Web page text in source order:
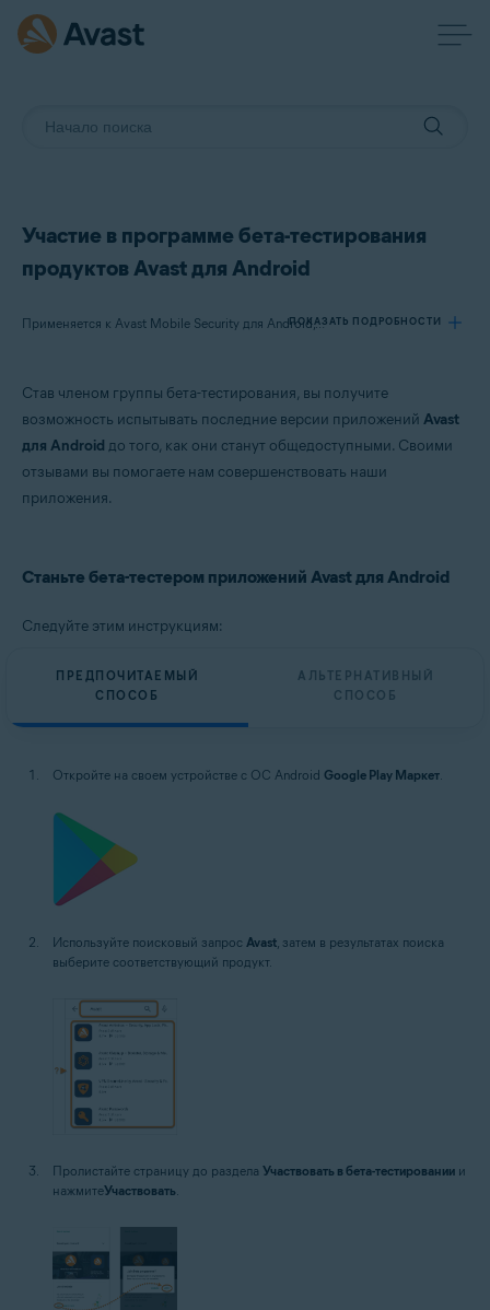
Участие в программе бета-тестирования
продуктов Avast для Android
Применяется к Avast Mobile Security для Android, Avast SecureLine VPN для Android, Avast Cleanup для Android, Avast Passwords для Android
ПОКАЗАТЬ ПОДРОБНОСТИ
Avast SecureLine VPN 5.x для Android
Avast Cleanup 4.x для Android
Avast Passwords 1.x для Android
Google Android 8.0 (Oreo, API 26) и более новая версия
Став членом группы бета-тестирования, вы получите
возможность испытывать последние версии приложений Avast
для Android до того, как они станут общедоступными. Своими
отзывами вы помогаете нам совершенствовать наши
приложения.
Станьте бета-тестером приложений Avast для Android
Следуйте этим инструкциям:
ПРЕДПОЧИТАЕМЫЙ
СПОСОБ
АЛЬТЕРНАТИВНЫЙ
СПОСОБ
Откройте на своем устройстве с ОС Android Google Play Маркет.
Используйте поисковый запрос Avast, затем в результатах поиска
выберите соответствующий продукт.
Пролистайте страницу до раздела Участвовать в бета-тестировании и
нажмитеУчаствовать.